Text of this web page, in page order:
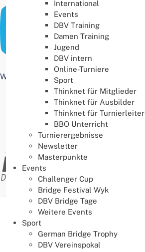
Web Accessibility plugin
International
Events
DBV Training
Damen Training
Jugend
DBV intern
Online-Turniere
Sport
Thinknet für Mitglieder
Thinknet für Ausbilder
Thinknet für Turnierleiter
BBO Unterricht
Turnierergebnisse
Newsletter
Masterpunkte
Events
Challenger Cup
Bridge Festival Wyk
DBV Bridge Tage
Weitere Events
Sport
German Bridge Trophy
DBV Vereinspokal
Aktuelle Seite: Startseite
News